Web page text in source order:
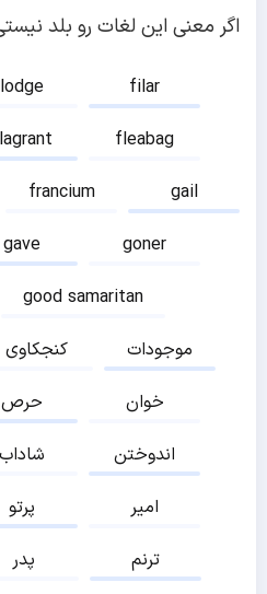
اگر معنی این لغات رو بلد
lodge
filar
fleabag
francium
gail
gave
goner
good samaritan
کنجکاوی
موجودات
حرص
خوان
شاداب
اندوختن
پرتو
امیر
پدر
ترنم